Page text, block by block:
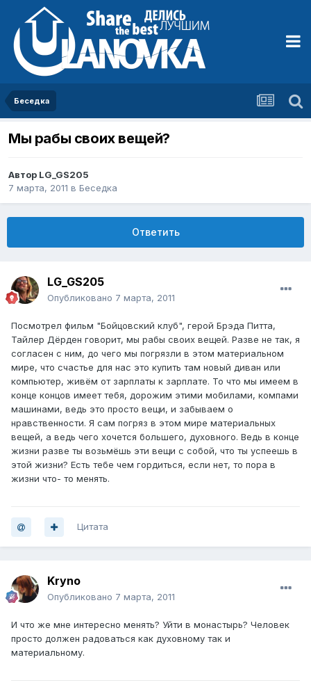
Беседка
Мы рабы своих вещей?
Автор LG_GS205
7 марта, 2011 в Беседка
Ответить
LG_GS205
Опубликовано 7 марта, 2011
Посмотрел фильм "Бойцовский клуб", герой Брэда Питта,
Тайлер Дёрден говорит, мы рабы своих вещей. Разве не так, я
согласен с ним, до чего мы погрязли в этом материальном
мире, что счастье для нас это купить там новый диван или
компьютер, живём от зарплаты к зарплате. То что мы имеем в
конце концов имеет тебя, дорожим этими мобилами, компами
машинами, ведь это просто вещи, и забываем о
нравственности. Я сам погряз в этом мире материальных
вещей, а ведь чего хочется большего, духовного. Ведь в конце
жизни разве ты возьмёшь эти вещи с собой, что ты успеешь в
этой жизни? Есть тебе чем гордиться, если нет, то пора в
жизни что- то менять.
Цитата
Kryno
Опубликовано 7 марта, 2011
И что же мне интересно менять? Уйти в монастырь? Человек
просто должен радоваться как духовному так и
материальному.